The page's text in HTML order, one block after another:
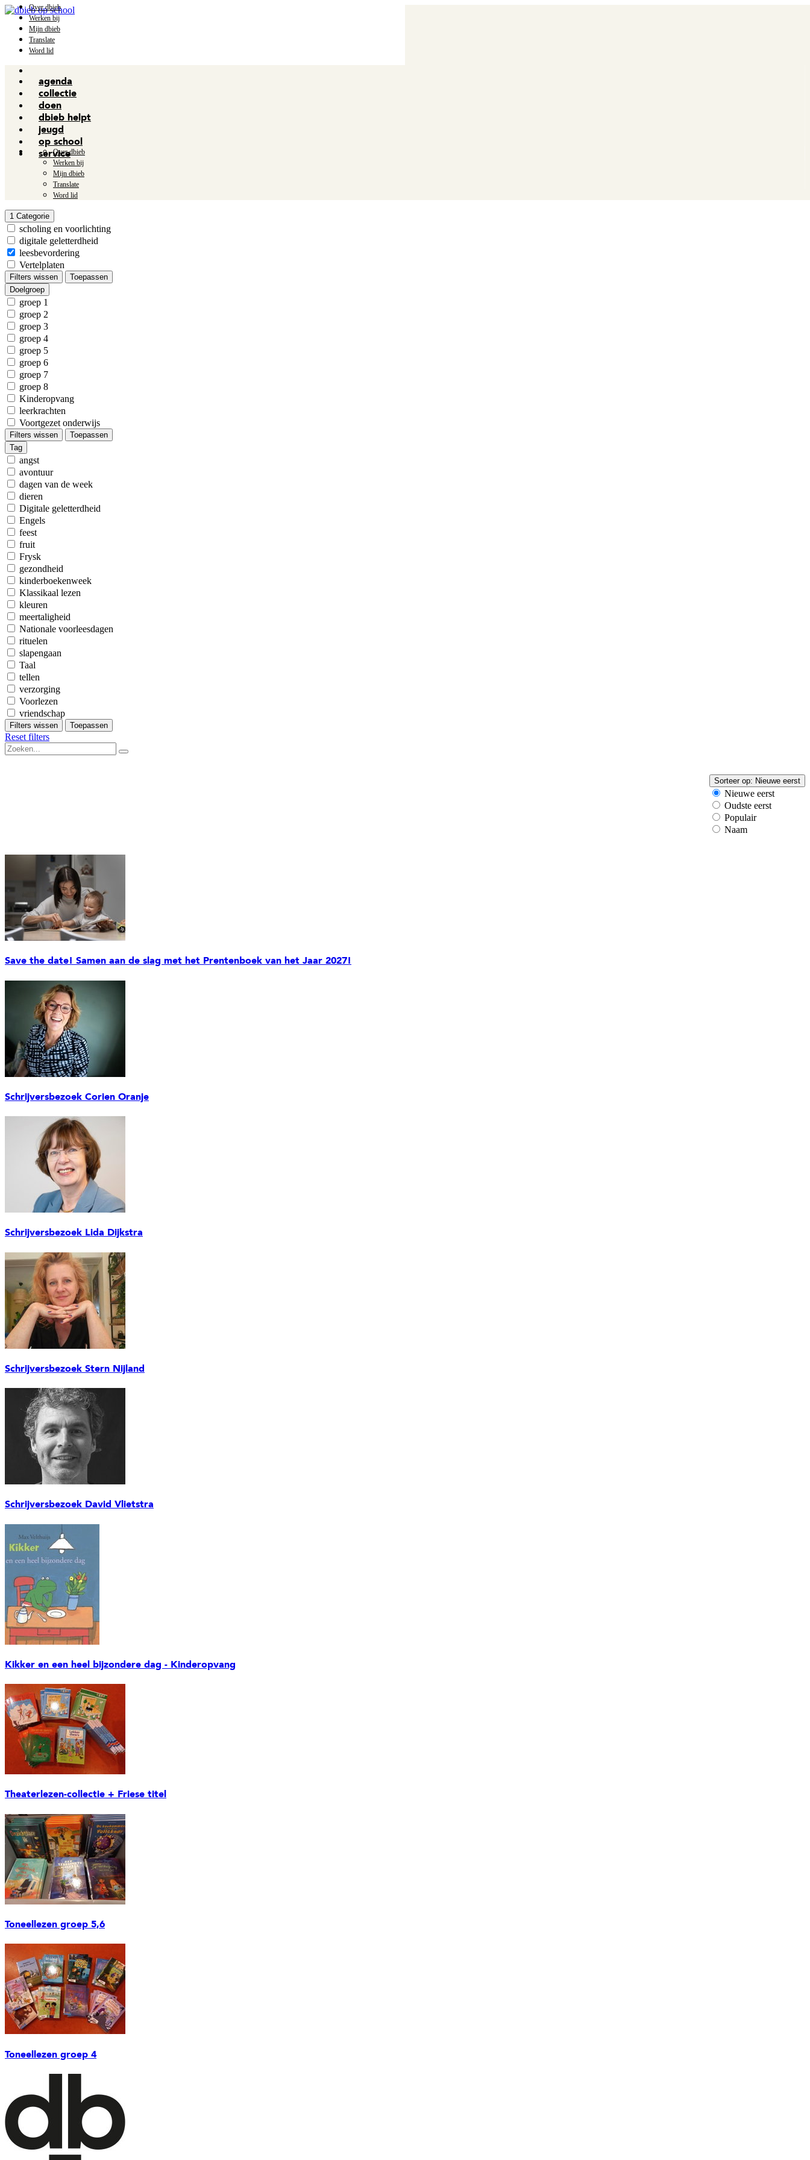
Over dbieb
Werken bij
Mijn dbieb
Translate
Word lid
agenda
collectie
doen
dbieb helpt
jeugd
op school
service
Over dbieb
Werken bij
Mijn dbieb
Translate
Word lid
1 Categorie
scholing en voorlichting
digitale geletterdheid
leesbevordering
Vertelplaten
Filters wissen
Toepassen
Doelgroep
groep 1
groep 2
groep 3
groep 4
groep 5
groep 6
groep 7
groep 8
Kinderopvang
leerkrachten
Voortgezet onderwijs
Filters wissen
Toepassen
Tag
angst
avontuur
dagen van de week
dieren
Digitale geletterdheid
Engels
feest
fruit
Frysk
gezondheid
kinderboekenweek
Klassikaal lezen
kleuren
meertaligheid
Nationale voorleesdagen
rituelen
slapengaan
Taal
tellen
verzorging
Voorlezen
vriendschap
Filters wissen Toepassen
Reset filters
Sorteer op: Nieuwe eerst
Nieuwe eerst
Oudste eerst
Populair
Naam
Save the date! Samen aan de slag met het Prentenboek van het Jaar 2027!
Schrijversbezoek Corien Oranje
Schrijversbezoek Lida Dijkstra
Schrijversbezoek Stern Nijland
Schrijversbezoek David Vlietstra
Kikker en een heel bijzondere dag - Kinderopvang
Theaterlezen-collectie + Friese titel
Toneellezen groep 5,6
Toneellezen groep 4